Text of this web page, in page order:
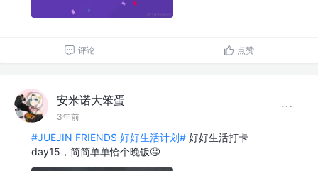
评论 点赞
安米诺大笨蛋
3年前
#JUEJIN FRIENDS 好好生活计划# 好好生活打卡
day15，简简单单恰个晚饭🤤